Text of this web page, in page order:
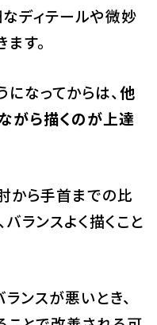
ディテールや微妙
す。
なってからは、他
がら描くのが上達
から手首までの比
ランスよく描くこと
ンスが悪いとき、